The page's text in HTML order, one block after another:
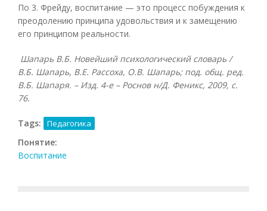
По 3. Фрейду, воспитание — это процесс побуждения к
преодолению принципа удовольствия и к замещению
его принципом реальности.
Шапарь В.Б. Новейший психологический словарь /
В.Б. Шапарь, В.Е. Рассоха, О.В. Шапарь; под. общ. ред.
В.Б. Шапаря. – Изд. 4-е – Роснов н/Д. Феникс, 2009, с.
76.
Tags: Педагогика
Понятие:
Воспитание